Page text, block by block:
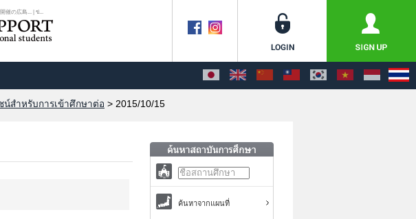
催の広島... | ข่...
น์สำหรับการเข้าศึกษาต่อ > 2015/10/15
ค้นหาจากแผนที่